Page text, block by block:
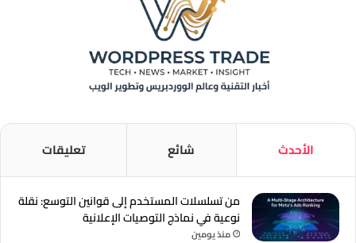
الأحدث شائع تعليقات
من تسلسلات المستخدم إلى قوانين التوسع: نقلة
نوعية في نماذج التوصيات الإعلانية
منذ يومين